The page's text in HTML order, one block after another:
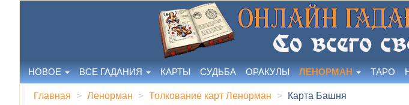
НОВОЕ ВСЕ ГАДАНИЯ КАРТЫ СУДЬБА ОРАКУЛЫ ЛЕНОРМАН ТАРО
Главная Ленорман Толкование карт Ленорман Карта Башня